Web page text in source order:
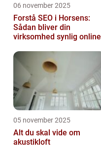
06 november 2025
Forstå SEO i Horsens:
Sådan bliver din
virksomhed synlig online
05 november 2025
Alt du skal vide om
akustikloft